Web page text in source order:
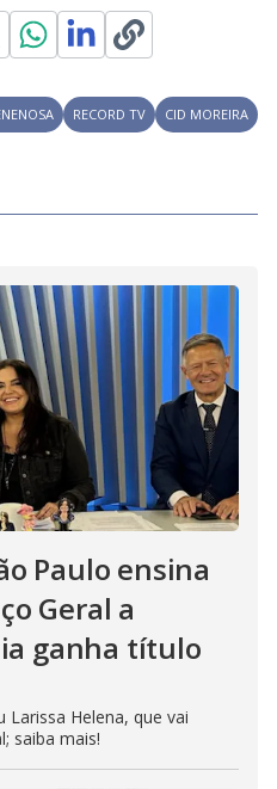
RECORD TV CID MOREIRA
Paulo ensina
Geral a
ganha título
Larissa Helena, que vai
saiba mais!